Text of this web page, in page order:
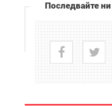
Последвайте ни